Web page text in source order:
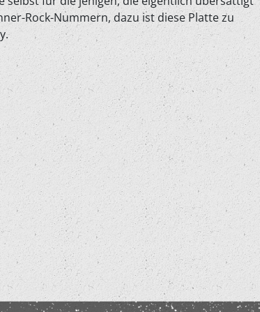
Rock-Nummern, dazu ist diese Platte zu